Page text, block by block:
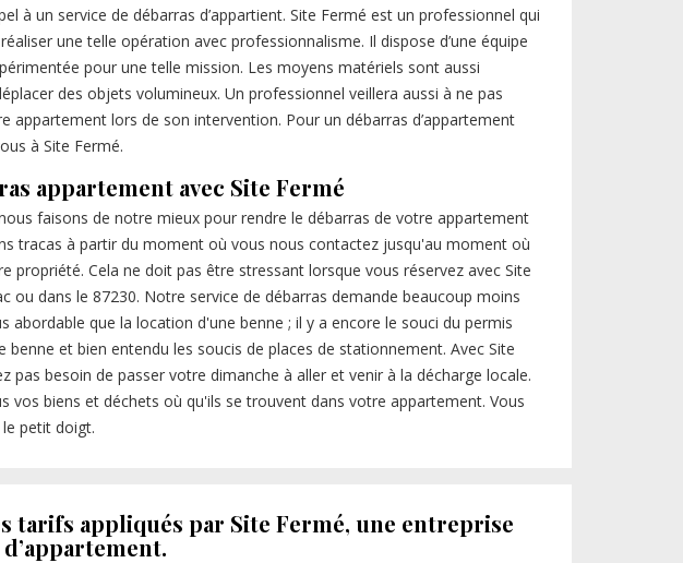
à un service de débarras d’appartient. Site Fermé est un professionnel qui
une telle opération avec professionnalisme. Il dispose d’une équipe
pour une telle mission. Les moyens matériels sont aussi
des objets volumineux. Un professionnel veillera aussi à ne pas
appartement lors de son intervention. Pour un débarras d’appartement
à Site Fermé.
appartement avec Site Fermé
faisons de notre mieux pour rendre le débarras de votre appartement
tracas à partir du moment où vous nous contactez jusqu'au moment où
propriété. Cela ne doit pas être stressant lorsque vous réservez avec Site
ou dans le 87230. Notre service de débarras demande beaucoup moins
abordable que la location d'une benne ; il y a encore le souci du permis
benne et bien entendu les soucis de places de stationnement. Avec Site
pas besoin de passer votre dimanche à aller et venir à la décharge locale.
vos biens et déchets où qu'ils se trouvent dans votre appartement. Vous
petit doigt.
tarifs appliqués par Site Fermé, une entreprise